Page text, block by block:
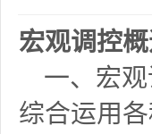
宏观调控
一、 宏
综合运用